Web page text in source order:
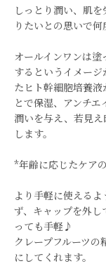
しっとり潤い、肌
りたいとの思いで何
オールインワンは
するというイメー
たヒト幹細胞培養
とで保湿、アンチ
潤いを与え、若見
します。
*年齢に応じたケア
より手軽に使える
ず、 キャップを外
っても手軽♪
クレープフルーツ
にしてくれます。